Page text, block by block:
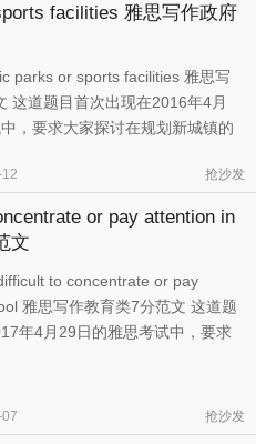
facilities 雅思写作政府
parks or sports facilities 雅思写
这道题目首次出现在2016年4月
，要求大家探讨在规划新城镇的
丰富人们的业余生活，但后者对
new towns ...
抢沙发
or pay attention in
文
to concentrate or pay
雅思写作教育类7分范文 这道题
年4月29日的雅思考试中，要求
课堂内容不够有趣，课程设置超
意识到学 ...
抢沙发